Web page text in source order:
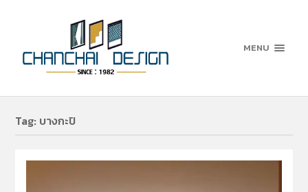
MENU
Tag: บางกะปิ